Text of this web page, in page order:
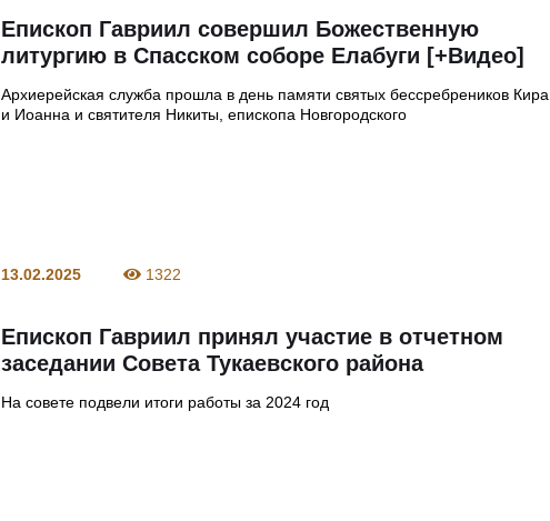
Епископ Гавриил совершил Божественную
литургию в Спасском соборе Елабуги [+Видео]
Архиерейская служба прошла в день памяти святых бессребреников Кира
и Иоанна и святителя Никиты, епископа Новгородского
13.02.2025 1322
Епископ Гавриил принял участие в отчетном
заседании Совета Тукаевского района
На совете подвели итоги работы за 2024 год